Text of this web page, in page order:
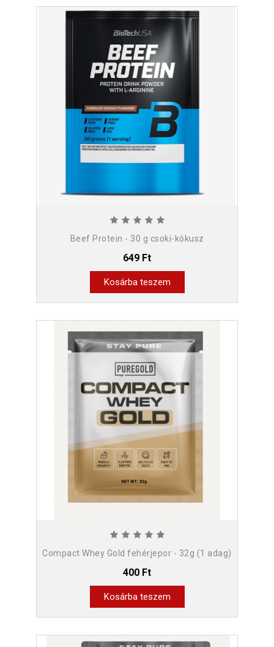
Beef Protein - 30 g csoki-kókusz
649 Ft
Kosárba teszem
Compact Whey Gold fehérjepor - 32g (1 adag)
400 Ft
Kosárba teszem